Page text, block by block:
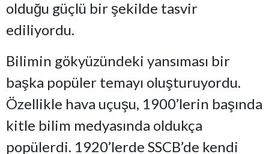
olduğu güçlü bir şekilde tasvir
ediliyordu.
Bilimin gökyüzündeki yansıması bir
başka popüler temayı oluşturuyordu.
Özellikle hava uçuşu, 1900’lerin başında
kitle bilim medyasında oldukça
popülerdi. 1920’lerde SSCB’de kendi